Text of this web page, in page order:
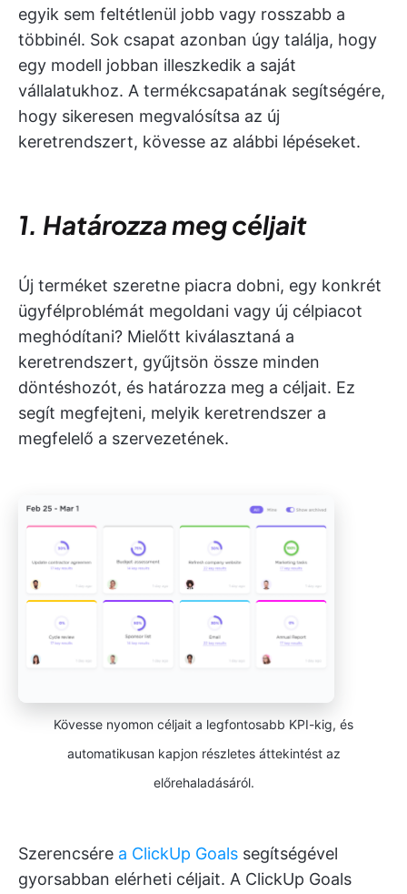
egyik sem feltétlenül jobb vagy rosszabb a
többinél. Sok csapat azonban úgy találja, hogy
egy modell jobban illeszkedik a saját
vállalatukhoz. A termékcsapatának segítségére,
hogy sikeresen megvalósítsa az új
keretrendszert, kövesse az alábbi lépéseket.
1. Határozza meg céljait
Új terméket szeretne piacra dobni, egy konkrét
ügyfélproblémát megoldani vagy új célpiacot
meghódítani? Mielőtt kiválasztaná a
keretrendszert, gyűjtsön össze minden
döntéshozót, és határozza meg a céljait. Ez
segít megfejteni, melyik keretrendszer a
megfelelő a szervezetének.
Kövesse nyomon céljait a legfontosabb KPI-kig, és
automatikusan kapjon részletes áttekintést az
előrehaladásáról.
Szerencsére a ClickUp Goals segítségével
gyorsabban elérheti céljait. A ClickUp Goals